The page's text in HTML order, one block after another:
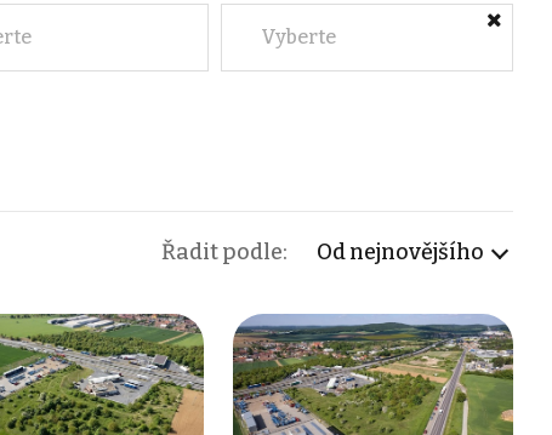
Vyberte
Řadit podle: Od nejnovějšího